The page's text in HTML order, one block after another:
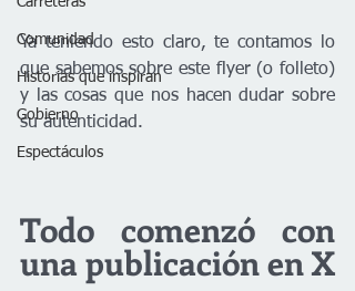
Comunidad
Historias que inspiran
Gobierno
Espectáculos
Ya teniendo esto claro, te contamos lo
que sabemos sobre este flyer (o folleto)
y las cosas que nos hacen dudar sobre
su autenticidad.
Todo comenzó con
una publicación en X